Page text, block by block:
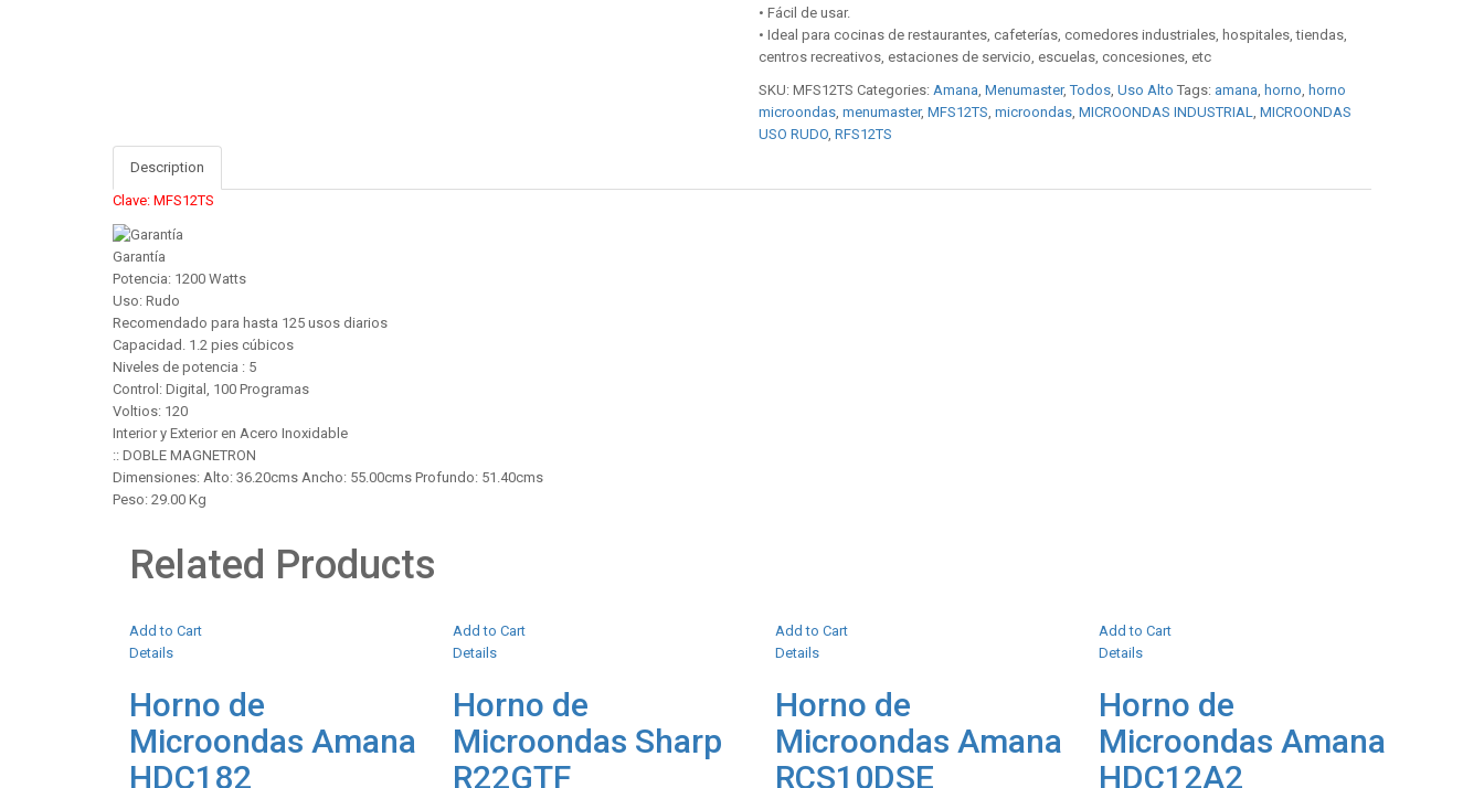
• Fácil de usar.
• Ideal para cocinas de restaurantes, cafeterías, comedores industriales, hospitales, tiendas,
centros recreativos, estaciones de servicio, escuelas, concesiones, etc
SKU: MFS12TS Categories: Amana Menumaster,Todos Uso Alto Tags: amana horno horno
microondas menumaster, MFS12TS microondas MICROONDAS INDUSTRIAL
MICROONDAS
USO RUDO RFS12TS
Description
Clave: MFS12TS
Garantía
Potencia: 1200 Watts
Uso: Rudo
Recomendado para hasta 125 usos diarios
Capacidad. 1.2 pies cúbicos
Niveles de potencia : 5
Control: Digital, 100 Programas
Voltios: 120
Interior y Exterior en Acero Inoxidable
:: DOBLE MAGNETRON
Dimensiones: Alto: 36.20cms Ancho: 55.00cms Profundo: 51.40cms
Peso: 29.00 Kg
Related Products
Add to Cart
Details
Horno de
Microondas Amana
HDC182
Add to Cart
Details
Horno de
Microondas Sharp
R22GTF
Add to Cart
Details
Horno de
Microondas Amana
RCS10DSE
Add to Cart
Details
Horno de
Microondas Amana
HDC12A2